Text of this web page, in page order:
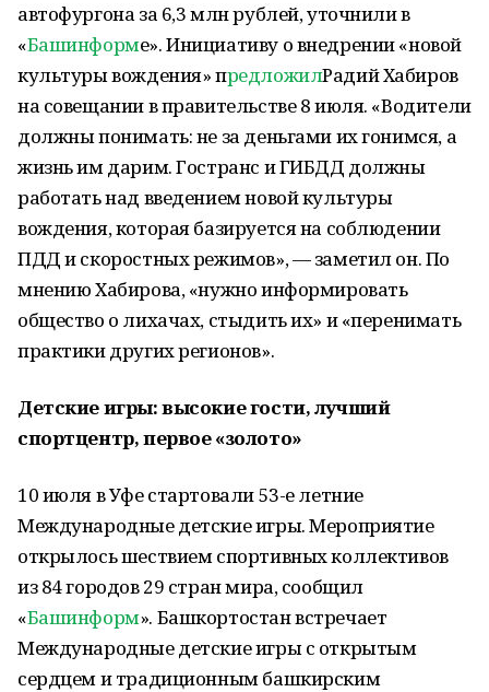
автофургона за 6,3 млн рублей, уточнили в
«Башинформе». Инициативу о внедрении «новой
культуры вождения» предложилРадий Хабиров
на совещании в правительстве 8 июля. «Водители
должны понимать: не за деньгами их гонимся, а
жизнь им дарим. Гостранс и ГИБДД должны
работать над введением новой культуры
вождения, которая базируется на соблюдении
ПДД и скоростных режимов», — заметил он. По
мнению Хабирова, «нужно информировать
общество о лихачах, стыдить их» и «перенимать
практики других регионов».
Детские игры: высокие гости, лучший
спортцентр, первое «золото»
10 июля в Уфе стартовали 53-е летние
Международные детские игры. Мероприятие
открылось шествием спортивных коллективов
из 84 городов 29 стран мира, сообщил
«Башинформ». Башкортостан встречает
Международные детские игры с открытым
сердцем и традиционным башкирским